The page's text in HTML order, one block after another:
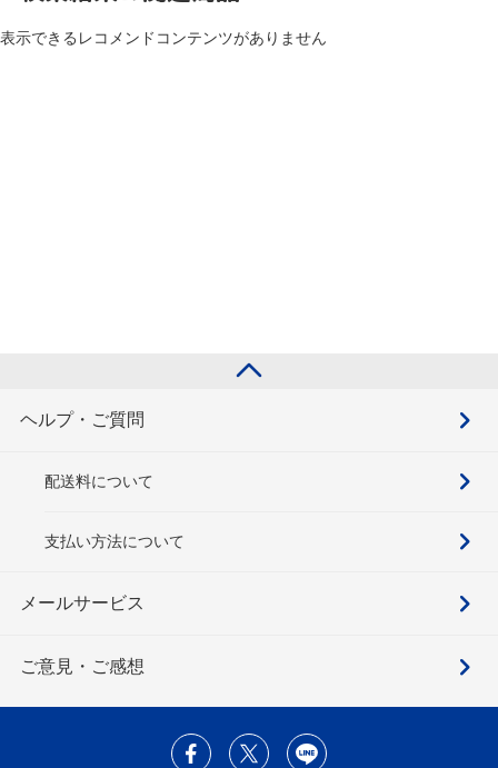
表示できるレコメンドコンテンツがありません
ヘルプ・ご質問
配送料について
支払い方法について
メールサービス
ご意見・ご感想